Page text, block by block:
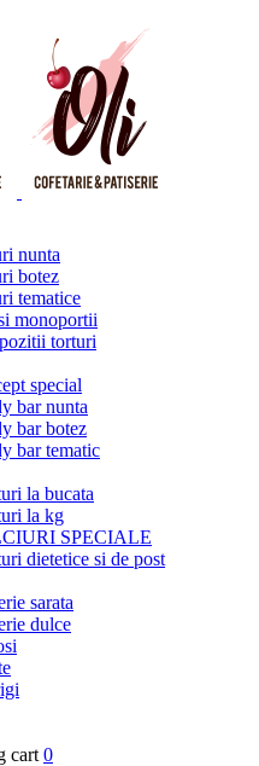
nunta
botez
tematice
monoportii
torturi
special
bar nunta
bar botez
bar tematic
la bucata
la kg
SPECIALE
dietetice si de post
sarata
dulce
0